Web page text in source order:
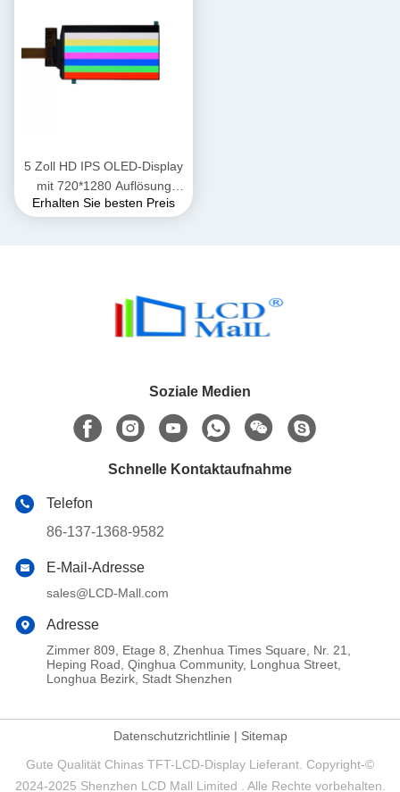
5 Zoll HD IPS OLED-Display
mit 720*1280 Auflösung
AMOLED-LCD-Display
Erhalten Sie besten Preis
Soziale Medien
Schnelle Kontaktaufnahme
Telefon
86-137-1368-9582
E-Mail-Adresse
sales@LCD-Mall.com
Adresse
Zimmer 809, Etage 8, Zhenhua Times Square, Nr. 21,
Heping Road, Qinghua Community, Longhua Street,
Longhua Bezirk, Stadt Shenzhen
Datenschutzrichtlinie | Sitemap
Gute Qualität Chinas TFT-LCD-Display Lieferant. Copyright-©
2024-2025 Shenzhen LCD Mall Limited . Alle Rechte vorbehalten.